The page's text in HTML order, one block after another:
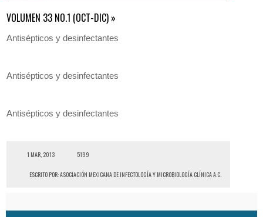
VOLUMEN 33 NO.1 (OCT-DIC) »
Antisépticos y desinfectantes
Antisépticos y desinfectantes
Antisépticos y desinfectantes
1 MAR, 2013 5199
ESCRITO POR:ASOCIACIÓN MEXICANA DE INFECTOLOGÍA Y MICROBIOLOGÍA CLÍNICA A.C.